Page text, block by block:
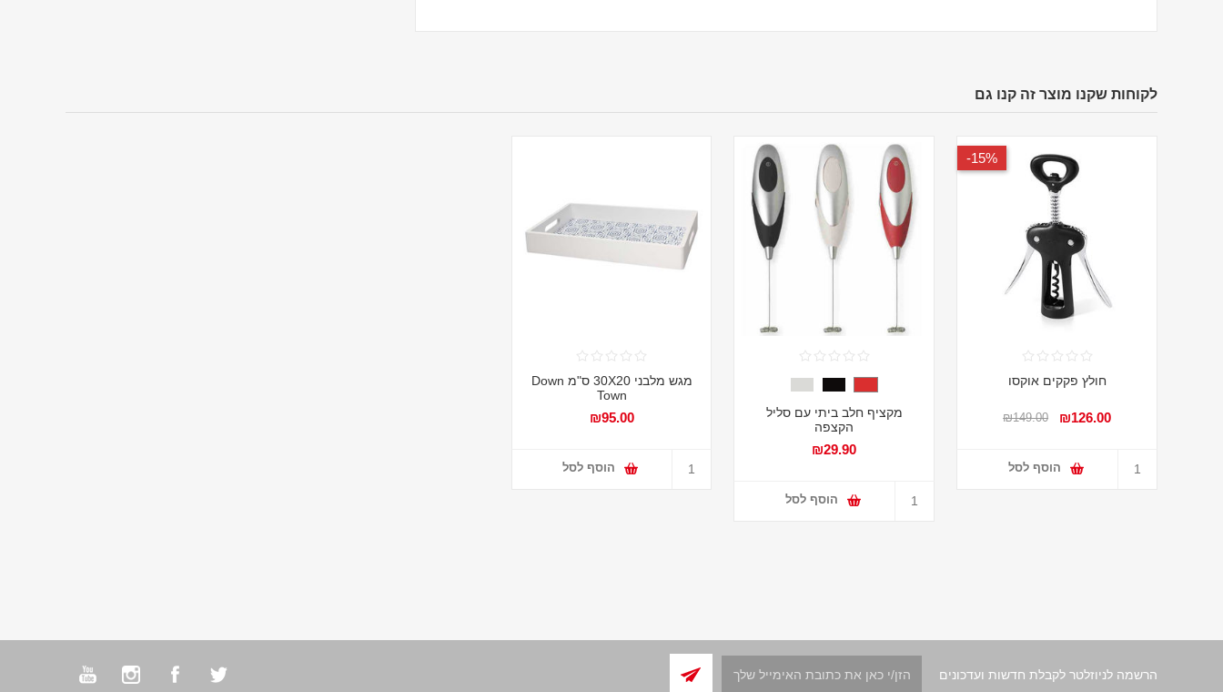
לקוחות שקנו מוצר זה קנו גם
15%-
חולץ פקקים אוקסו
₪126.00
₪149.00
הוסף לסל
מקציף חלב ביתי עם סליל
הקצפה
₪29.90
הוסף לסל
מגש מלבני 30X20 ס"מ Down
Town
₪95.00
הוסף לסל
הרשמה לניוזלטר לקבלת חדשות ועדכונים